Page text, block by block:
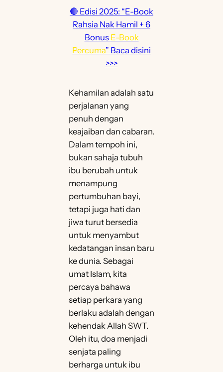
🔴 Edisi 2025: “E-Book
Rahsia Nak Hamil + 6
Bonus E-Book
Percuma” Baca disini
>>>
Kehamilan adalah satu
perjalanan yang
penuh dengan
keajaiban dan cabaran.
Dalam tempoh ini,
bukan sahaja tubuh
ibu berubah untuk
menampung
pertumbuhan bayi,
tetapi juga hati dan
jiwa turut bersedia
untuk menyambut
kedatangan insan baru
ke dunia. Sebagai
umat Islam, kita
percaya bahawa
setiap perkara yang
berlaku adalah dengan
kehendak Allah SWT.
Oleh itu, doa menjadi
senjata paling
berharga untuk ibu